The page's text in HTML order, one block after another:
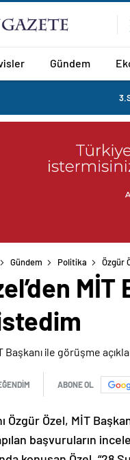
Gündem
Gündem Politika Özgür
ABONE OL
Özgür Özel, MİT
başvuruların